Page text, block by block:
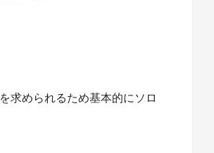
求められるため基本的にソロ